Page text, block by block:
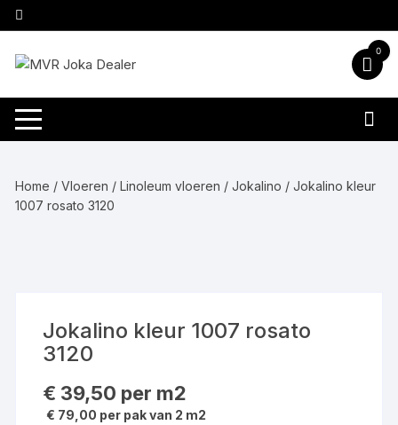
naar
inhoud
0
Home /Vloeren /Linoleum vloeren /Jokalino / Jokalino kleur
1007 rosato 3120
Jokalino kleur 1007 rosato
3120
€ 39,50 per m2
€ 79,00 per pak van 2 m2